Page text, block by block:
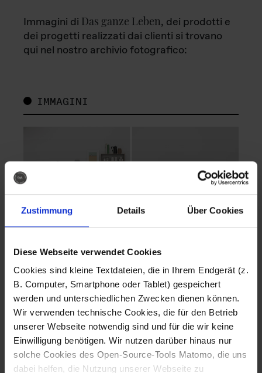
Zustimmung Details Über Cookies
Diese Webseite verwendet Cookies
Cookies sind kleine Textdateien, die in Ihrem Endgerät (z.
B. Computer, Smartphone oder Tablet) gespeichert
werden und unterschiedlichen Zwecken dienen können.
Wir verwenden technische Cookies, die für den Betrieb
unserer Webseite notwendig sind und für die wir keine
Einwilligung benötigen. Wir nutzen darüber hinaus nur
solche Cookies des Open-Source-Tools Matomo, die uns
dabei helfen, die Nutzung unserer Webseite zu
Immagini di Das ganze Leben, dei prodotti e
dei progetti realizzati dai clienti si trovano
qui nel nostro archivio fotografico:
IMMAGINI
Fotografo: Lorenz
Sternbach
Download
Fotografo: Lorenz
Sternbach
Download